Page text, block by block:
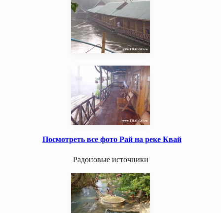
Посмотреть все фото Рай на реке Квай
Радоновые источники